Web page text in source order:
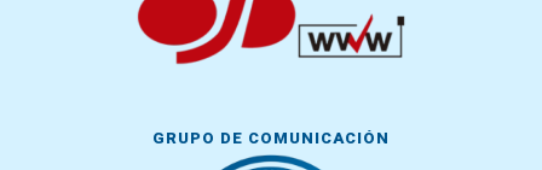
GRUPO DE COMUNICACIÓN